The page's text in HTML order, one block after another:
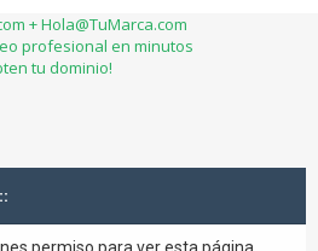
+ Hola@TuMarca.com
profesional en minutos
tu dominio!